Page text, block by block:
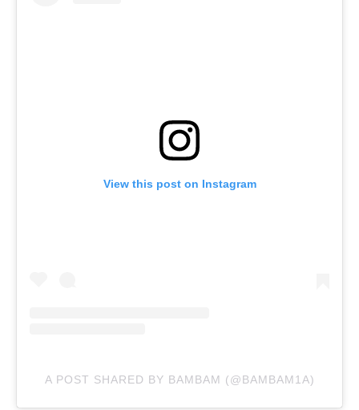
View this post on Instagram
A POST SHARED BY BAMBAM (@BAMBAM1A)